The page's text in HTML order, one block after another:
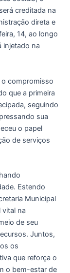
creditada na
direta e
14, ao longo
injetado na
o compromisso
que a primeira
seguindo
sua
o papel
de serviços
Estendo
Municipal
vital na
de seu
Juntos,
os
que reforça o
o bem-estar de